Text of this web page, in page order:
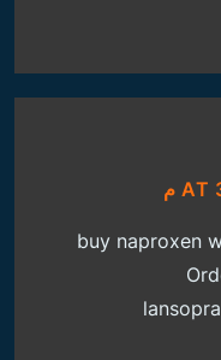
buy naproxen